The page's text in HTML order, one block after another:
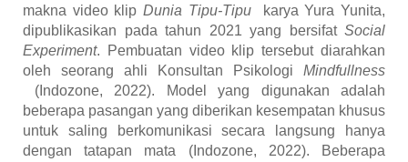
makna video klip Dunia Tipu-Tipukarya Yura Yunita,
dipublikasikan pada tahun 2021 yang bersifat Social
Experiment. Pembuatan video klip tersebut diarahkan
oleh seorang ahli Konsultan Psikologi Mindfullness
(Indozone, 2022). Model yang digunakan adalah
beberapa pasangan yang diberikan kesempatan khusus
untuk saling berkomunikasi secara langsung hanya
dengan tatapan mata (Indozone, 2022). Beberapa